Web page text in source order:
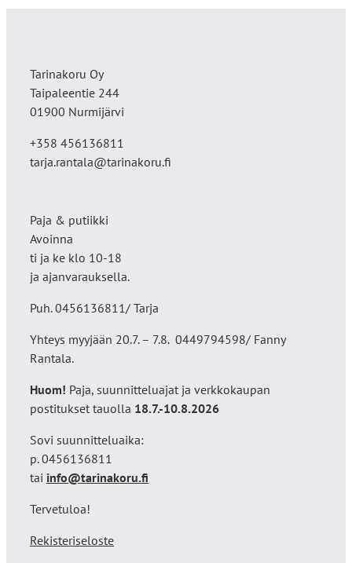
Tarinakoru Oy
Taipaleentie 244
01900 Nurmijärvi
+358 456136811
tarja.rantala@tarinakoru.fi
Paja & putiikki
Avoinna
ti ja ke klo 10-18
ja ajanvarauksella.
Puh. 0456136811/ Tarja
Yhteys myyjään 20.7. – 7.8. 0449794598/ Fanny
Rantala.
Huom! Paja, suunnitteluajat ja verkkokaupan
postitukset tauolla 18.7.-10.8.2026
Sovi suunnitteluaika:
p. 0456136811
tai info@tarinakoru.fi
Tervetuloa!
Rekisteriseloste